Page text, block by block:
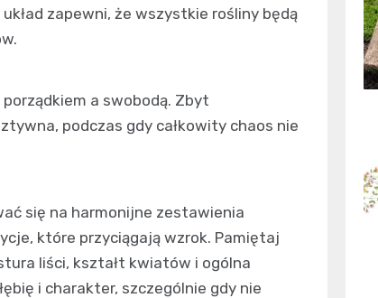
zapewni, że wszystkie rośliny będą
a swobodą. Zbyt
podczas gdy całkowity chaos nie
się na harmonijne zestawienia
które przyciągają wzrok. Pamiętaj
liści, kształt kwiatów i ogólna
i charakter, szczególnie gdy nie